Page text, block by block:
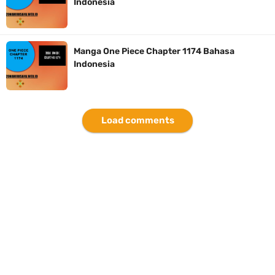
Arti Bendera Seychelles, Negara Kepulauan Yang Terletak Di
Samudra Hindia
Cara Bayar Akulaku Lewat Gopay, Sangat Mudah Dan Tidak Ribet
Sama Sekali
Manga One Piece Chapter 1174 Bahasa
Indonesia
Load comments